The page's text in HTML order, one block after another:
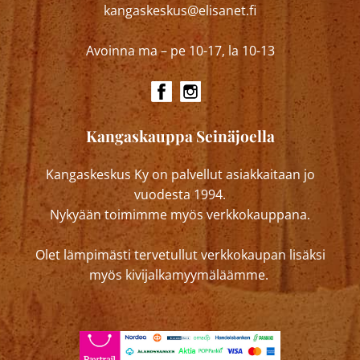
kangaskeskus@elisanet.fi
Avoinna ma – pe 10-17, la 10-13
Kangaskauppa Seinäjoella
Kangaskeskus Ky on palvellut asiakkaitaan jo
vuodesta 1994.
Nykyään toimimme myös verkkokauppana.
Olet lämpimästi tervetullut verkkokaupan lisäksi
myös kivijalkamyymäläämme.